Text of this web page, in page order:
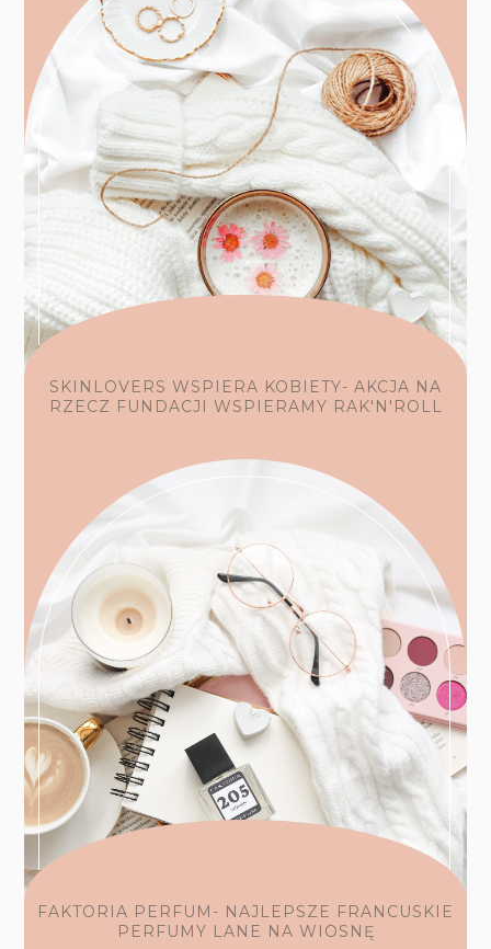
SKINLOVERS WSPIERA KOBIETY- AKCJA NA
RZECZ FUNDACJI WSPIERAMY RAK'N'ROLL
FAKTORIA PERFUM- NAJLEPSZE FRANCUSKIE
PERFUMY LANE NA WIOSNĘ